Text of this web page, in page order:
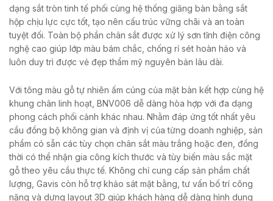
dạng sắt tròn tinh tế phối cùng hệ thống giăng bàn bằng sắt
hộp chịu lực cực tốt, tạo nên cấu trúc vững chãi và an toàn
tuyệt đối. Toàn bộ phần chân sắt được xử lý sơn tĩnh điện công
nghệ cao giúp lớp màu bám chắc, chống rỉ sét hoàn hảo và
luôn duy trì được vẻ đẹp thẩm mỹ nguyên bản lâu dài.
Với tông màu gỗ tự nhiên ấm cúng của mặt bàn kết hợp cùng hệ
khung chân linh hoạt, BNV006 dễ dàng hòa hợp với đa dạng
phong cách phối cảnh khác nhau. Nhằm đáp ứng tốt nhất yêu
cầu đồng bộ không gian và định vị của từng doanh nghiệp, sản
phẩm có sẵn các tùy chọn chân sắt màu trắng hoặc đen, đồng
thời có thể nhận gia công kích thước và tùy biến màu sắc mặt
gỗ theo yêu cầu thực tế. Không chỉ cung cấp sản phẩm chất
lượng, Gavis còn hỗ trợ khảo sát mặt bằng, tư vấn bố trí công
năng và dựng layout 3D giúp khách hàng dễ dàng hình dung